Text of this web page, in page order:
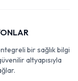
bir sağlık bilgi
altyapısıyla